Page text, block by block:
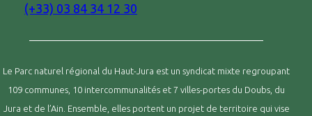
(+33) 03 84 34 12 30
Le Parc naturel régional du Haut-Jura est un syndicat mixte regroupant
109 communes, 10 intercommunalités et 7 villes-portes du Doubs, du
Jura et de l’Ain. Ensemble, elles portent un projet de territoire qui vise